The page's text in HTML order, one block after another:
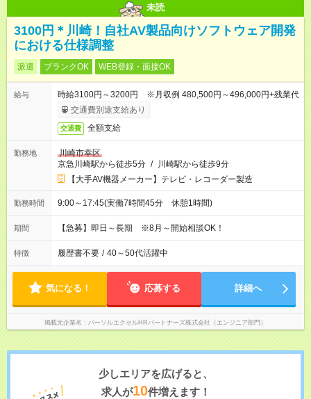
未読
3100円＊川崎！自社AV製品向けソフトウェア開発
における仕様調整
派遣 ブランクOK WEB登録・面接OK
給与
時給3100円～3200円 ※月収例 480,500円～496,000円+残業代
交通費別途支給あり
交通費 全額支給
勤務地
川崎市幸区
京急川崎駅から徒歩5分 / 川崎駅から徒歩9分
【大手AV機器メーカー】テレビ・レコーダー製造
勤務時間 9:00～17:45(実働7時間45分 休憩1時間)
期間 【急募】即日～長期 ※8月～開始相談OK！
特徴 履歴書不要 / 40～50代活躍中
気になる！ 応募する 詳細へ
掲載元企業名 パーソルエクセルHRパートナーズ株式会社（エンジニア部門）
少しエリアを広げると、
求人が10件増えます！